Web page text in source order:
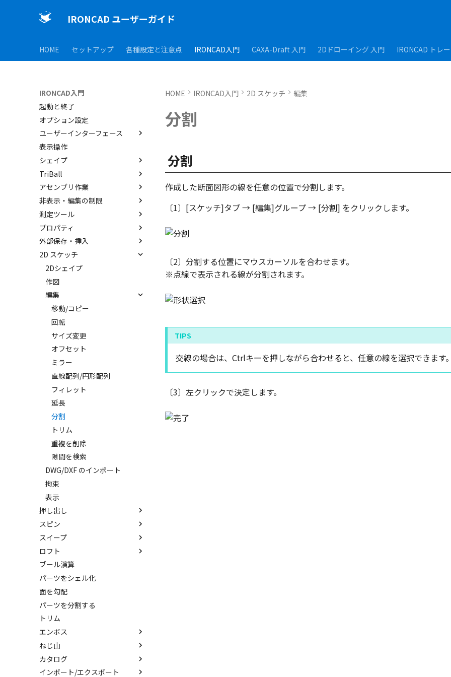
IRONCAD ユーザーガイド
HOME セットアップ 各種設定と注意点 IRONCAD入門 CAXA-Draft 入門 2Dドローイング 入門 IRONCAD トレ
IRONCAD入門
起動と終了
オプション設定
ユーザーインターフェース
ユーザーインターフェースと各
部名称
インターフェースのカスタマイ
ズ
表示操作
シェイプ
IRONCAD で扱う要素
要素の選択方法
カタログからのドラッグ＆ドロ
ップによるモデリング
SmartSnap（スマートスナッ
プ）機能
IntelliShape のサイズ編集
カーネルの切り替え
ストラクチャパーツについて
アクティブに設定
内部リンク
要素の置き換え
TriBall
TriBallとは
起動と解除
軸ハンドル（直線移動）
平面ハンドル（面移動）
中心ハンドル（点移動）
向きハンドル（向きの変更）
回転
リンクコピーについて
パターン（配列）について
TriBallのみ移動モード
練習問題 1
練習問題 2
アセンブリ作業
アセンブリの作成と解除
アセンブリ構造の変更
アセンブリフィーチャ 押し出
しカット
アセンブリフィーチャ 穴
非表示・編集の制限
概要
非表示
抑制[非表示]
ゴーストパーツに設定
その他の機能
測定ツール
SmartDimension
その他の測定ツール
Triball 機能で寸法作成
プロパティ
パーツ プロパティ
アセンブリ プロパティ
既定のプロパティ項目の活用
カスタムプロパティ
外部保存・挿入
外部保存
挿入
2D スケッチ
2Dシェイプ
作図
編集
移動/コピー
回転
サイズ変更
オフセット
ミラー
直線配列/円形配列
フィレット
延長
分割
トリム
重複を削除
隙間を検索
DWG/DXF のインポート
拘束
表示
押し出し
押し出し
押し出しウィザード
簡単押し出し
選択した面を押し出し
スピン
スピン
スピンウィザード
簡単スピン
スイープ
スイープ
スイープウィザード
簡単スイープ
ロフト
ロフト
ロフトウィザード
簡単ロフト
ガイドラインを使用したロフト
ブール演算
パーツをシェル化
面を勾配
パーツを分割する
トリム
エンボス
エンボス
ラップエンボス
ねじ山
ねじ山
略図ねじ山
カタログ
カタログ
インポート/エクスポート
HOME IRONCAD入門 2D スケッチ 編集
分割
分割
作成した断面図形の線を任意の位置で分割します。
〔1〕[スケッチ]タブ → [編集]グループ → [分割] をクリックします。
〔2〕分割する位置にマウスカーソルを合わせます。
※点線で表示される線が分割されます。
交線の場合は、Ctrlキーを押しながら合わせると、任意の線を選択できます
〔3〕左クリックで決定します。